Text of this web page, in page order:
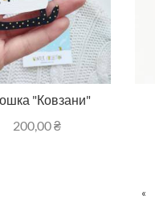
"Ковзани"
200,00₴
«